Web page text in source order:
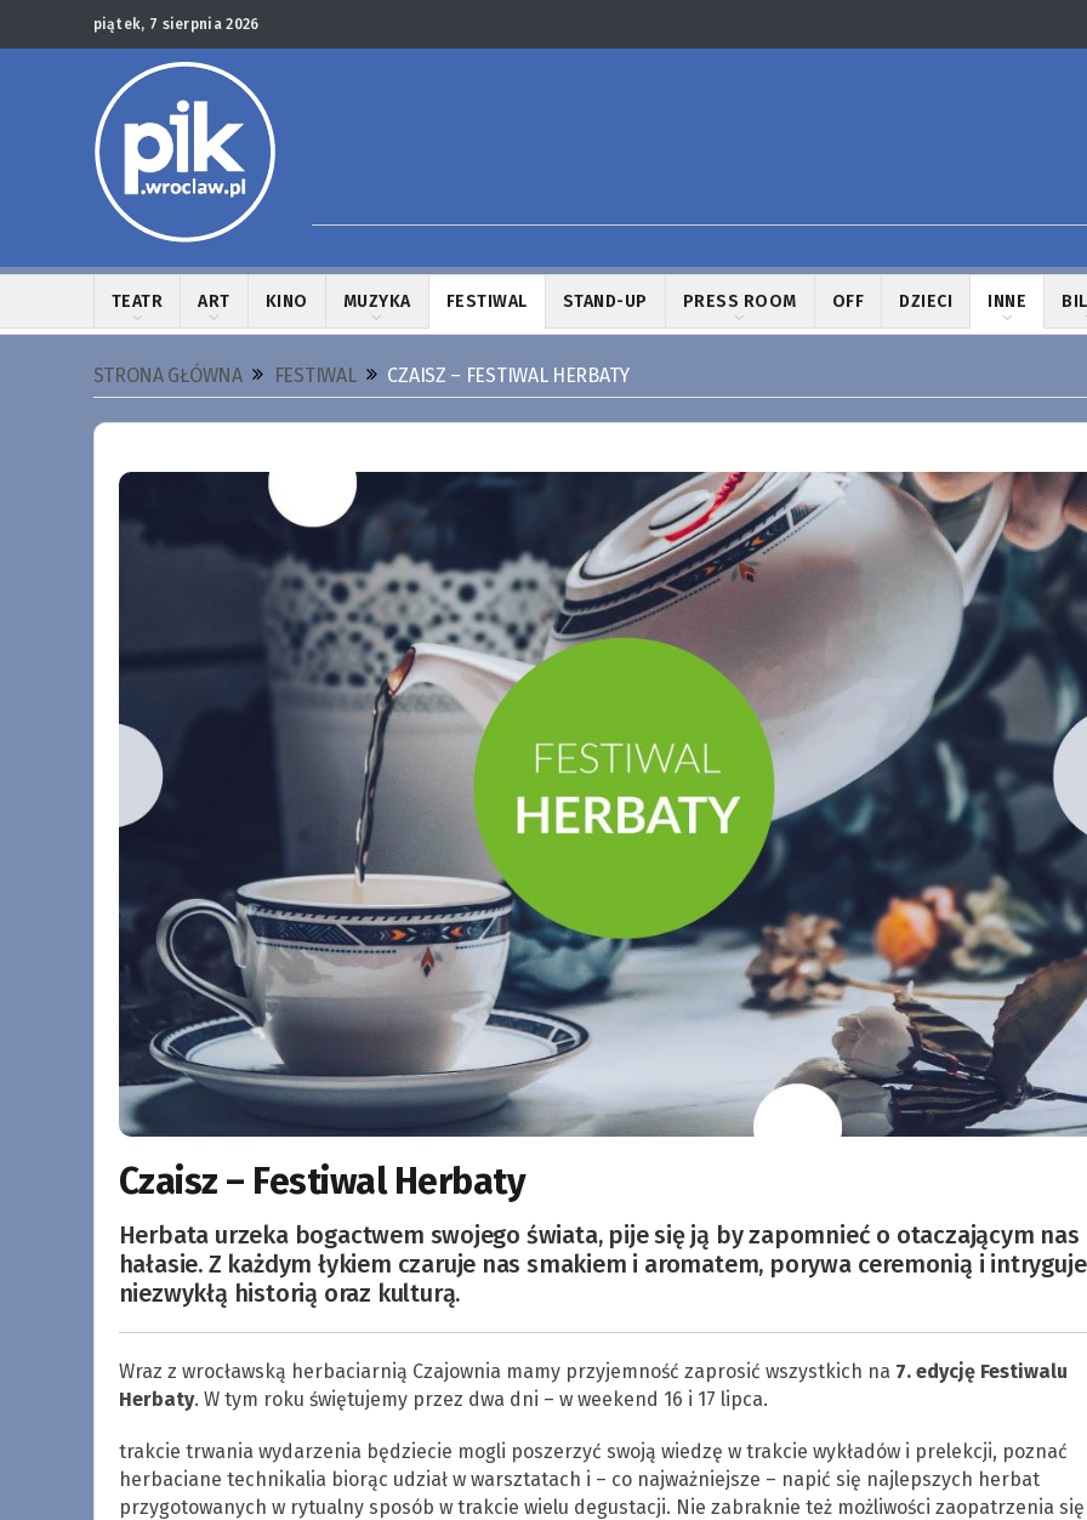
piątek, 7 sierpnia 2026
TEATR ART KINO MUZYKA FESTIWAL STAND-UP PRESS ROOM OFF DZIECI INNE
STRONA GŁÓWNA FESTIWAL CZAISZ – FESTIWAL HERBATY
Czaisz – Festiwal Herbaty
Herbata urzeka bogactwem swojego świata, pije się ją by zapomnieć o otaczającym nas
hałasie. Z każdym łykiem czaruje nas smakiem i aromatem, porywa ceremonią i intryguje
niezwykłą historią oraz kulturą.
Wraz z wrocławską herbaciarnią Czajownia mamy przyjemność zaprosić wszystkich na 7. edycję Festiwalu
Herbaty. W tym roku świętujemy przez dwa dni – w weekend 16 i 17 lipca.
trakcie trwania wydarzenia będziecie mogli poszerzyć swoją wiedzę w trakcie wykładów i prelekcji, poznać
herbaciane technikalia biorąc udział w warsztatach i – co najważniejsze – napić się najlepszych herbat
przygotowanych w rytualny sposób w trakcie wielu degustacji. Nie zabraknie też możliwości zaopatrzenia się